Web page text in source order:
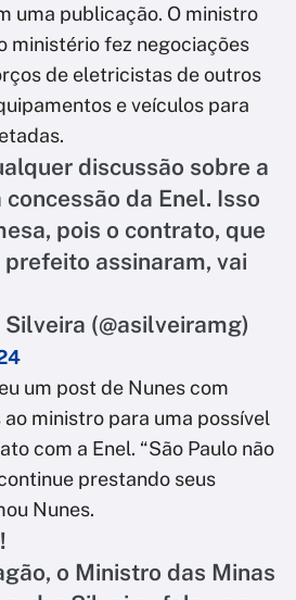
uma publicação. O ministro
ministério fez negociações
de eletricistas de outros
e veículos para
discussão sobre a
da Enel. Isso
pois o contrato, que
assinaram, vai
(@asilveiramg)
um post de Nunes com
ministro para uma possível
com a Enel. “São Paulo não
prestando seus
Nunes.
o Ministro das Minas